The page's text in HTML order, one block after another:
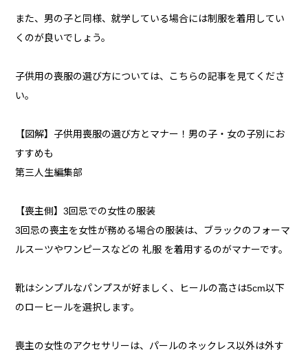
また、男の子と同様、就学している場合には制服を着用してい
くのが良いでしょう。
子供用の喪服の選び方については、こちらの記事を見てくださ
い。
【図解】子供用喪服の選び方とマナー！男の子・女の子別にお
すすめも
第三人生編集部
【喪主側】3回忌での女性の服装
3回忌の喪主を女性が務める場合の服装は、ブラックのフォーマ
ルスーツやワンピースなどの 礼服 を着用するのがマナーです。
靴はシンプルなパンプスが好ましく、ヒールの高さは5cm以下
のローヒールを選択します。
喪主の女性のアクセサリーは、パールのネックレス以外は外す